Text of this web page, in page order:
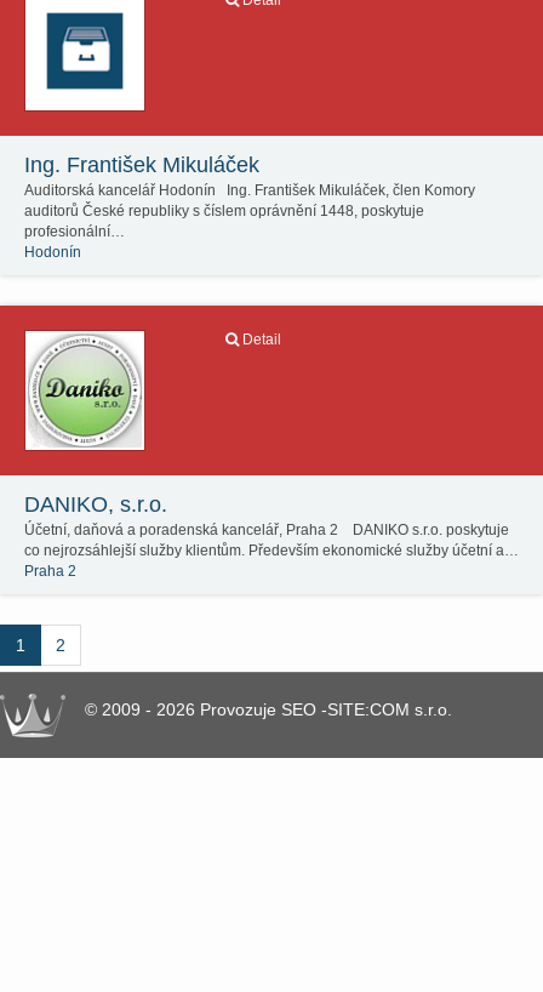
Ing. František Mikuláček
Auditorská kancelář Hodonín Ing. František Mikuláček, člen Komory
auditorů České republiky s číslem oprávnění 1448, poskytuje
profesionální…
Hodonín
Detail
DANIKO, s.r.o.
Účetní, daňová a poradenská kancelář, Praha 2 DANIKO s.r.o. poskytuje
co nejrozsáhlejší služby klientům. Především ekonomické služby účetní a…
Praha 2
1 2
© 2009 - 2026 Provozuje SEO -SITE:COM s.r.o.